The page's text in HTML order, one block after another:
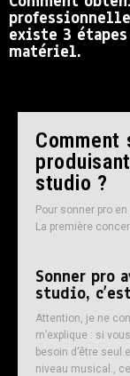
existe 3
matériel.
Comment
studio ?
Pour sonner pro
La première
Sonner pro
studio,
Attention, je ne
m’explique : si
besoin d’être
niveau musical.,